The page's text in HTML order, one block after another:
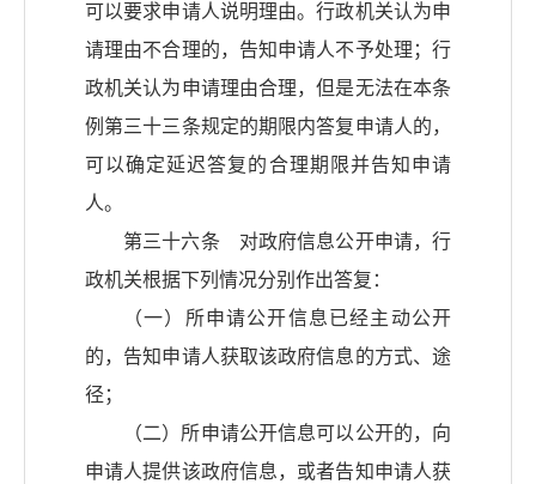
可以要求申请人说明理由。行政机关认为申
请理由不合理的，告知申请人不予处理；行
政机关认为申请理由合理，但是无法在本条
例第三十三条规定的期限内答复申请人的，
可以确定延迟答复的合理期限并告知申请
人。
第三十六条 对政府信息公开申请，行
政机关根据下列情况分别作出答复：
（一）所申请公开信息已经主动公开
的，告知申请人获取该政府信息的方式、途
径；
（二）所申请公开信息可以公开的，向
申请人提供该政府信息，或者告知申请人获